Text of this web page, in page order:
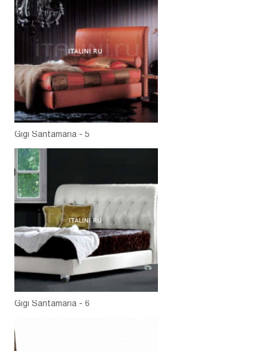
Gigi Santamaria - 5
Gigi Santamaria - 6